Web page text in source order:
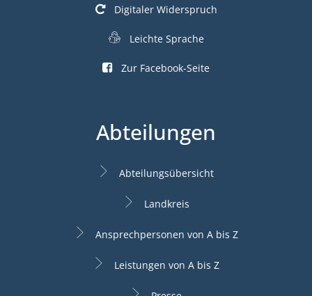
Digitaler Widerspruch
Leichte Sprache
Zur Facebook-Seite
Abteilungen
Abteilungsübersicht
Landkreis
Ansprechpersonen von A bis Z
Leistungen von A bis Z